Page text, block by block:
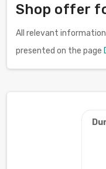
Shop offer
All relevant
presented on the page